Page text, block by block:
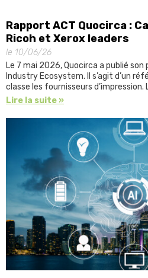
Rapport ACT Quocirca :
Ricoh et Xerox leaders
le 10/06/26
Le 7 mai 2026, Quocirca a publié
Industry Ecosystem. Il s’agit d’un
classe les fournisseurs d’impression.
Lire la suite »